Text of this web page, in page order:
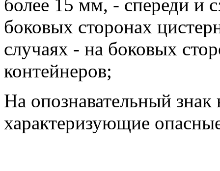
более 15 мм, - спереди и
боковых сторонах
случаях - на боковых
контейнеров;
На опознавательный знак
характеризующие